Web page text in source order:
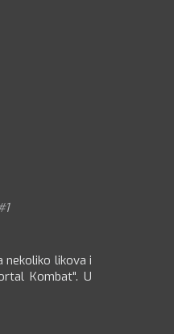
nekoliko likova i
Kombat". U